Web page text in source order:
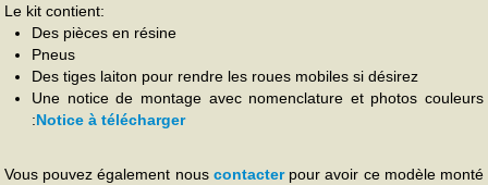
Le kit contient:
Des pièces en résine
Pneus
Des tiges laiton pour rendre les roues mobiles si désirez
Une notice de montage avec nomenclature et photos couleurs
:Notice à télécharger
Vous pouvez également nous contacterpour avoir ce modèle monté